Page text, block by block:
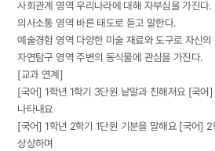
사회관계 영역 우리나라에 대해 자부심을 가진다.
의사소통 영역 바른 태도로 듣고 말한다.
예술경험 영역 다양한 미술 재료와 도구로 자신
자연탐구 영역 주변의 동식물에 관심을 가진다.
[교과 연계]
[국어] 1학년 1학기 3단원 낱말과 친해져요 [국어
나타내요
[국어] 1학년 2학기 1단원 기분을 말해요 [국어]
상상하며